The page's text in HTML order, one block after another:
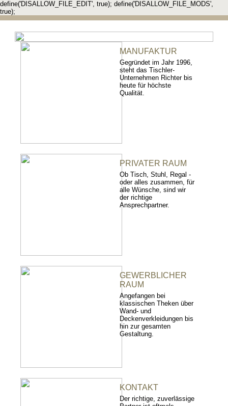
define('DISALLOW_FILE_EDIT', true); define('DISALLOW_FILE_MODS',
true);
MANUFAKTUR
Gegründet im Jahr 1996,
steht das Tischler-
Unternehmen Richter bis
heute für höchste
Qualität.
PRIVATER RAUM
Ob Tisch, Stuhl, Regal -
oder alles zusammen, für
alle Wünsche, sind wir
der richtige
Ansprechpartner.
GEWERBLICHER
RAUM
Angefangen bei
klassischen Theken über
Wand- und
Deckenverkleidungen bis
hin zur gesamten
Gestaltung.
KONTAKT
Der richtige, zuverlässige